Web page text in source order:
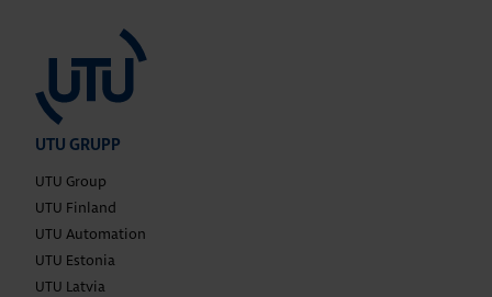
UTU GRUPP
UTU Group
UTU Finland
UTU Automation
UTU Estonia
UTU Latvia